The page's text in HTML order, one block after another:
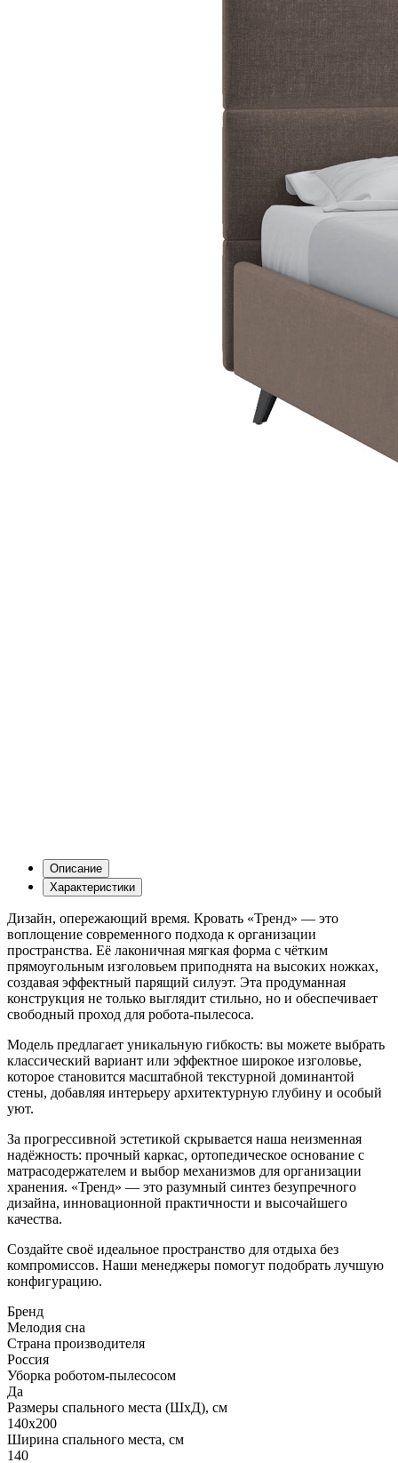
Описание
Характеристики
Дизайн, опережающий время. Кровать «Тренд» — это
воплощение современного подхода к организации
пространства. Её лаконичная мягкая форма с чётким
прямоугольным изголовьем приподнята на высоких ножках,
создавая эффектный парящий силуэт. Эта продуманная
конструкция не только выглядит стильно, но и обеспечивает
свободный проход для робота-пылесоса.
Модель предлагает уникальную гибкость: вы можете выбрать
классический вариант или эффектное широкое изголовье,
которое становится масштабной текстурной доминантой
стены, добавляя интерьеру архитектурную глубину и особый
уют.
За прогрессивной эстетикой скрывается наша неизменная
надёжность: прочный каркас, ортопедическое основание с
матрасодержателем и выбор механизмов для организации
хранения. «Тренд» — это разумный синтез безупречного
дизайна, инновационной практичности и высочайшего
качества.
Создайте своё идеальное пространство для отдыха без
компромиссов. Наши менеджеры помогут подобрать лучшую
конфигурацию.
Бренд
Мелодия сна
Страна производителя
Россия
Уборка роботом-пылесосом
Да
Размеры спального места (ШхД), см
140х200
Ширина спального места, см
140